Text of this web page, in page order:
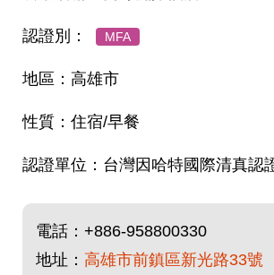
MFA
高雄市
住宿/早餐
台灣因哈特國際清真認
電話： +886-958800330
地址： 高雄市前鎮區新光路33號